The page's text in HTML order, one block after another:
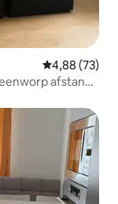
Gemiddelde
4,88 (73)
afstand